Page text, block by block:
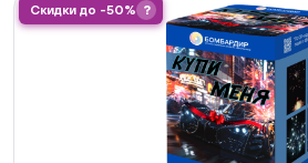
Скидки до -50% ?